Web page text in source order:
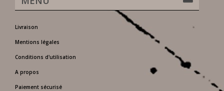
Livraison
Mentions légales
Conditions d'utilisation
A propos
Paiement sécurisé